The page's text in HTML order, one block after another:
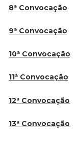
8ª Convocação
9ª Convocação
10ª Convocação
11ª Convocação
12ª Convocação
13ª Convocação